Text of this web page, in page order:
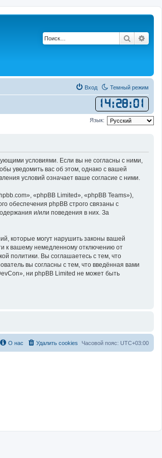
Поиск
Темный режим
Вход
14:28:01
Язык:
условиями. Если вы не согласны с ними,
уведомить вас об этом, однако с вашей
условий означает ваше согласие с ними.
«phpBB Limited», «phpBB Teams»),
обеспечения phpBB строго связаны с
и/или поведения в них. За
которые могут нарушить законы вашей
к вашему немедленному отключению от
политики. Вы соглашаетесь с тем, что
вы согласны с тем, что введённая вами
ни phpBB Limited не может быть
Часовой пояс: UTC+03:00
Удалить cookies
О нас